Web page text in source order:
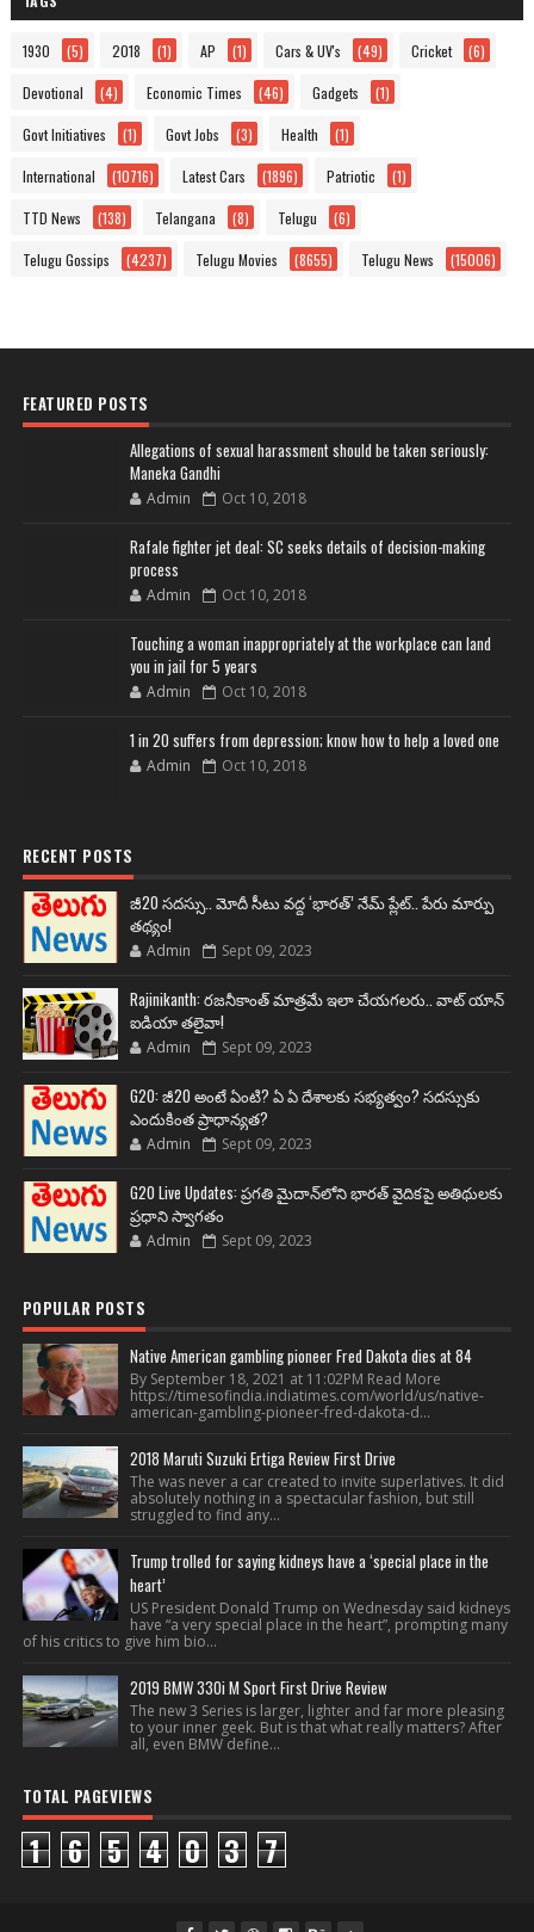
1930 (5) 2018 (1) AP (1) Cars & UV's (49) Cricket (6)
Devotional (4) Economic Times (46) Gadgets (1)
Govt Initiatives (1) Govt Jobs (3) Health (1)
International (10716) Latest Cars (1896) Patriotic (1)
TTD News (138) Telangana (8) Telugu (6)
Telugu Gossips (4237) Telugu Movies (8655) Telugu News (15006)
FEATURED POSTS
Allegations of sexual harassment should be taken seriously:
Maneka Gandhi
Admin Oct 10, 2018
Rafale fighter jet deal: SC seeks details of decision-making
process
Admin Oct 10, 2018
Touching a woman inappropriately at the workplace can land
you in jail for 5 years
Admin Oct 10, 2018
1 in 20 suffers from depression; know how to help a loved one
Admin Oct 10, 2018
RECENT POSTS
జీ20 సదస్సు.. మోదీ సీటు వద్ద ‘భారత్’ నేమ్ ప్లేట్‌.. పేరు మార్పు
తథ్యం!
Admin Sept 09, 2023
Rajinikanth: రజనీకాంత్ మాత్రమే ఇలా చేయగలరు.. వాట్ యాన్
ఐడియా తలైవా!
Admin Sept 09, 2023
G20: జీ20 అంటే ఏంటి? ఏ ఏ దేశాలకు సభ్యత్వం? సదస్సుకు
ఎందుకింత ప్రాధాన్యత?
Admin Sept 09, 2023
G20 Live Updates: ప్రగతి మైదాన్‌లోని భారత్ వైదికపై అతిథులకు
ప్రధాని స్వాగతం
Admin Sept 09, 2023
POPULAR POSTS
Native American gambling pioneer Fred Dakota dies at 84
By September 18, 2021 at 11:02PM Read More
https://timesofindia.indiatimes.com/world/us/native-
american-gambling-pioneer-fred-dakota-d...
2018 Maruti Suzuki Ertiga Review First Drive
The was never a car created to invite superlatives. It did
absolutely nothing in a spectacular fashion, but still
struggled to find any...
Trump trolled for saying kidneys have a ‘special place in the
heart’
US President Donald Trump on Wednesday said kidneys
have “a very special place in the heart”, prompting many
of his critics to give him bio...
2019 BMW 330i M Sport First Drive Review
The new 3 Series is larger, lighter and far more pleasing
to your inner geek. But is that what really matters? After
all, even BMW define...
TOTAL PAGEVIEWS
1 6 5 4 0 3 7